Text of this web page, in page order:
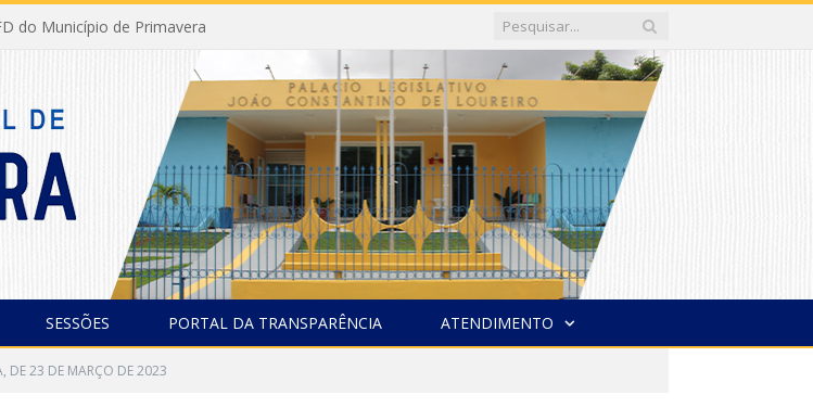
do Município de Primavera
SESSÕES PORTAL DA TRANSPARÊNCIA ATENDIMENTO
DE 23 DE MARÇO DE 2023